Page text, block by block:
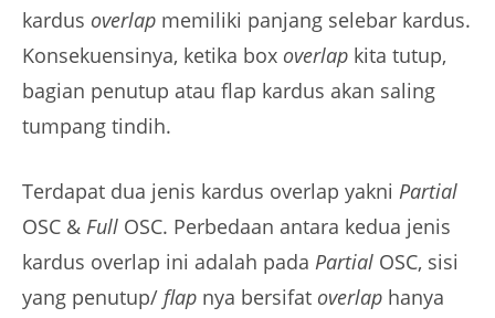
kardus overlap memiliki panjang selebar kardus.
Konsekuensinya, ketika box overlap kita tutup,
bagian penutup atau flap kardus akan saling
tumpang tindih.
Terdapat dua jenis kardus overlap yakni Partial
OSC & Full OSC. Perbedaan antara kedua jenis
kardus overlap ini adalah pada Partial OSC, sisi
yang penutup/ flap nya bersifat overlap hanya